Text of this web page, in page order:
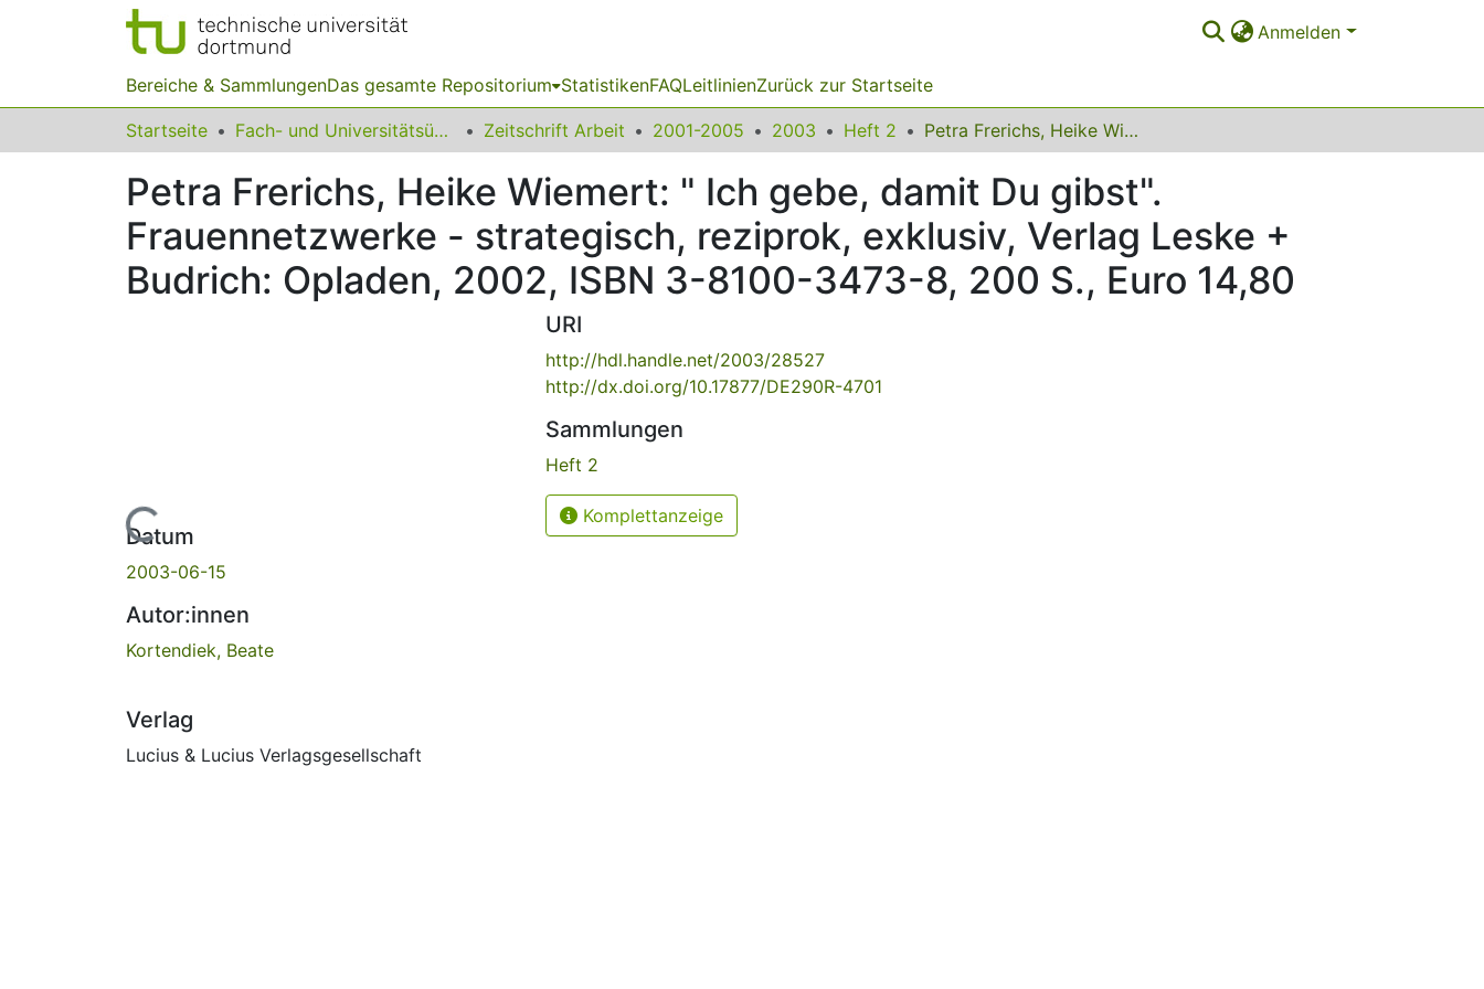
Anmelden
Bereiche & SammlungenDas gesamte Repositorium StatistikenFAQLeitlinienZurück zur Startseite
Startseite Fach- und Universitätsübergreifendes Zeitschrift Arbeit 2001-2005 2003 Heft 2 Petra Frerichs, Heike Wiemert: " Ich gebe, damit Du gibst". Frauennetzwerke - strategisch, reziprok, exklusiv, Verlag Leske + Budrich: Opladen, 2002, ISBN 3-8100-3473-8, 200 S., Euro 14,80
Petra Frerichs, Heike Wiemert: " Ich gebe, damit Du gibst".
Frauennetzwerke - strategisch, reziprok, exklusiv, Verlag Leske +
Budrich: Opladen, 2002, ISBN 3-8100-3473-8, 200 S., Euro 14,80
Lade...
Datum
2003-06-15
Autor:innen
Kortendiek, Beate
Verlag
Lucius & Lucius Verlagsgesellschaft
URI
http://hdl.handle.net/2003/28527
http://dx.doi.org/10.17877/DE290R-4701
Sammlungen
Heft 2
Komplettanzeige